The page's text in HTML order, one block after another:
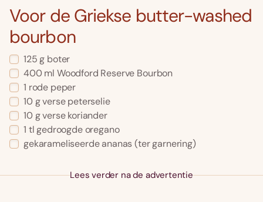
Voor de Griekse butter-washed
bourbon
125 g boter
400 ml Woodford Reserve Bourbon
1 rode peper
10 g verse peterselie
10 g verse koriander
1 tl gedroogde oregano
gekarameliseerde ananas (ter garnering)
Lees verder na de advertentie